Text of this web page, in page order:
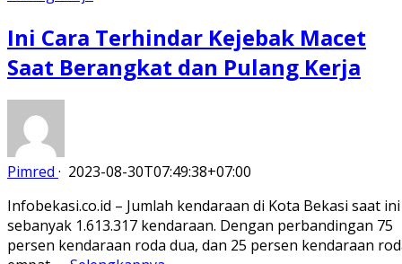
Ini Cara Terhindar Kejebak Macet
Saat Berangkat dan Pulang Kerja
Pimred · 2023-08-30T07:49:38+07:00
Infobekasi.co.id – Jumlah kendaraan di Kota Bekasi saat ini
sebanyak 1.613.317 kendaraan. Dengan perbandingan 75
persen kendaraan roda dua, dan 25 persen kendaraan